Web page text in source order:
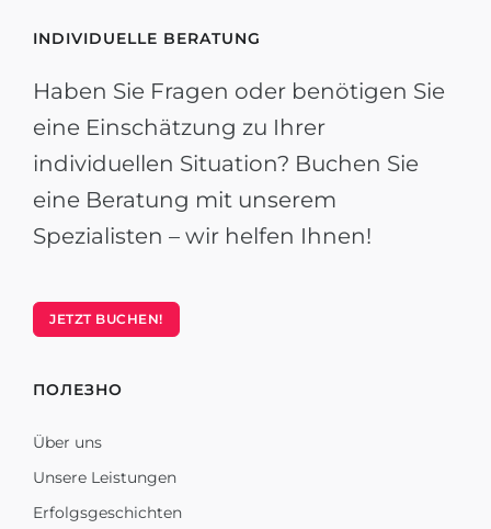
INDIVIDUELLE BERATUNG
Haben Sie Fragen oder benötigen Sie
eine Einschätzung zu Ihrer
individuellen Situation? Buchen Sie
eine Beratung mit unserem
Spezialisten – wir helfen Ihnen!
JETZT BUCHEN!
ПОЛЕЗНО
Über uns
Unsere Leistungen
Erfolgsgeschichten